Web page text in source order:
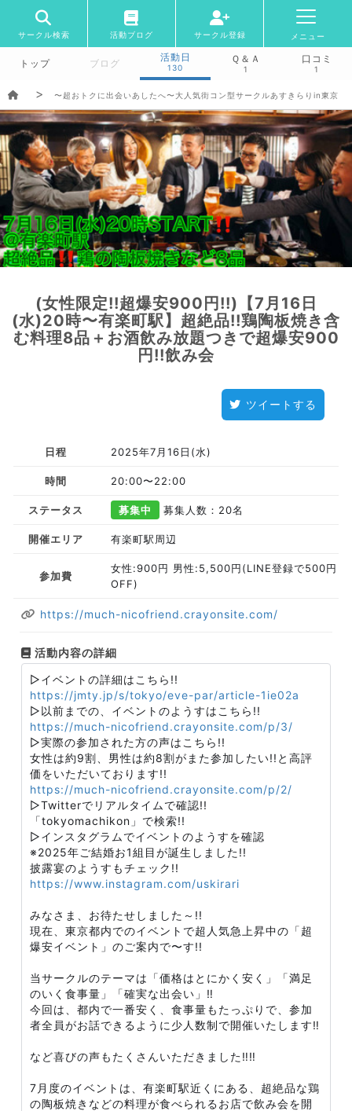
サークル検索 活動ブログ サークル登録 メニュー
トップ ブログ
活動日
130
Ｑ＆Ａ
1
口コミ
1
〜超おトクに出会いあしたへ〜大人気街コン型サークルあすきらりin東京
(女性限定!!超爆安900円!!)【7月16日
(水)20時〜有楽町駅】超絶品!!鶏陶板焼き含
む料理8品＋お酒飲み放題つきで超爆安900
円!!飲み会
ツイートする
日程 2025年7月16日(水)
時間 20:00〜22:00
ステータス 募集中 募集人数：20名
開催エリア 有楽町駅周辺
参加費
女性:900円 男性:5,500円(LINE登録で500円
OFF)
https://much-nicofriend.crayonsite.com/
活動内容の詳細
▷イベントの詳細はこちら!!
https://jmty.jp/s/tokyo/eve-par/article-1ie02a
▷以前までの、イベントのようすはこちら!!
https://much-nicofriend.crayonsite.com/p/3/
▷実際の参加された方の声はこちら!!
女性は約9割、男性は約8割がまた参加したい!!と高評
価をいただいております!!
https://much-nicofriend.crayonsite.com/p/2/
▷Twitterでリアルタイムで確認!!
「tokyomachikon」で検索!!
▷インスタグラムでイベントのようすを確認
※2025年ご結婚お1組目が誕生しました!!
披露宴のようすもチェック!!
https://www.instagram.com/uskirari
みなさま、お待たせしました～!!
現在、東京都内でのイベントで超人気急上昇中の「超
爆安イベント」のご案内で〜す!!
当サークルのテーマは「価格はとにかく安く」「満足
のいく食事量」「確実な出会い」‼️
今回は、都内で一番安く、食事量もたっぷりで、参加
者全員がお話できるように少人数制で開催いたします‼️
など喜びの声もたくさんいただきました‼️‼️
7月度のイベントは、有楽町駅近くにある、超絶品な鶏
の陶板焼きなどの料理が食べられるお店で飲み会を開